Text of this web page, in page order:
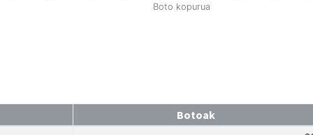
Boto kopurua
Botoak